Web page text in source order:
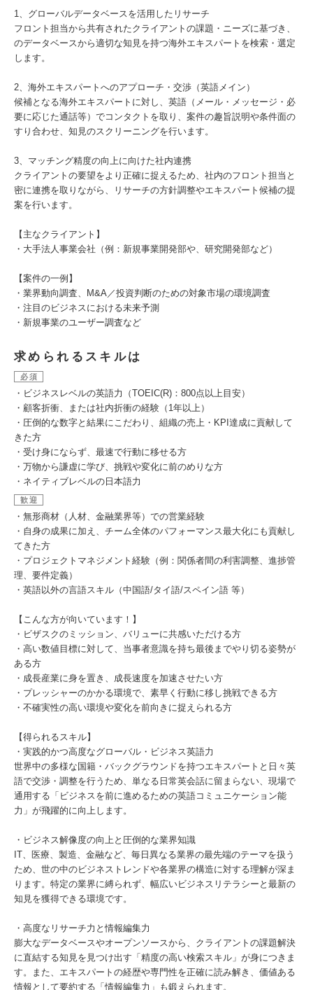
1、グローバルデータベースを活用したリサーチ
フロント担当から共有されたクライアントの課題・ニーズに基づき、
のデータベースから適切な知見を持つ海外エキスパートを検索・選定
します。
2、海外エキスパートへのアプローチ・交渉（英語メイン）
候補となる海外エキスパートに対し、英語（メール・メッセージ・必
要に応じた通話等）でコンタクトを取り、案件の趣旨説明や条件面の
すり合わせ、知見のスクリーニングを行います。
3、マッチング精度の向上に向けた社内連携
クライアントの要望をより正確に捉えるため、社内のフロント担当と
密に連携を取りながら、リサーチの方針調整やエキスパート候補の提
案を行います。
【主なクライアント】
・大手法人事業会社（例：新規事業開発部や、研究開発部など）
【案件の一例】
・業界動向調査、M&A／投資判断のための対象市場の環境調査
・注目のビジネスにおける未来予測
・新規事業のユーザー調査など
求められるスキルは
必須
・ビジネスレベルの英語力（TOEIC(R)：800点以上目安）
・顧客折衝、または社内折衝の経験（1年以上）
・圧倒的な数字と結果にこだわり、組織の売上・KPI達成に貢献して
きた方
・受け身にならず、最速で行動に移せる方
・万物から謙虚に学び、挑戦や変化に前のめりな方
・ネイティブレベルの日本語力
歓迎
・無形商材（人材、金融業界等）での営業経験
・自身の成果に加え、チーム全体のパフォーマンス最大化にも貢献し
てきた方
・プロジェクトマネジメント経験（例：関係者間の利害調整、進捗管
理、要件定義）
・英語以外の言語スキル（中国語/タイ語/スペイン語 等）
【こんな方が向いています！】
・ビザスクのミッション、バリューに共感いただける方
・高い数値目標に対して、当事者意識を持ち最後までやり切る姿勢が
ある方
・成長産業に身を置き、成長速度を加速させたい方
・プレッシャーのかかる環境で、素早く行動に移し挑戦できる方
・不確実性の高い環境や変化を前向きに捉えられる方
【得られるスキル】
・実践的かつ高度なグローバル・ビジネス英語力
世界中の多様な国籍・バックグラウンドを持つエキスパートと日々英
語で交渉・調整を行うため、単なる日常英会話に留まらない、現場で
通用する「ビジネスを前に進めるための英語コミュニケーション能
力」が飛躍的に向上します。
・ビジネス解像度の向上と圧倒的な業界知識
IT、医療、製造、金融など、毎日異なる業界の最先端のテーマを扱う
ため、世の中のビジネストレンドや各業界の構造に対する理解が深ま
ります。特定の業界に縛られず、幅広いビジネスリテラシーと最新の
知見を獲得できる環境です。
・高度なリサーチ力と情報編集力
膨大なデータベースやオープンソースから、クライアントの課題解決
に直結する知見を見つけ出す「精度の高い検索スキル」が身につきま
す。また、エキスパートの経歴や専門性を正確に読み解き、価値ある
情報として要約する「情報編集力」も鍛えられます。